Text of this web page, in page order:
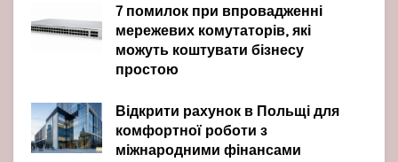
7 помилок при впровадженні
мережевих комутаторів, які
можуть коштувати бізнесу
простою
Відкрити рахунок в Польщі для
комфортної роботи з
міжнародними фінансами